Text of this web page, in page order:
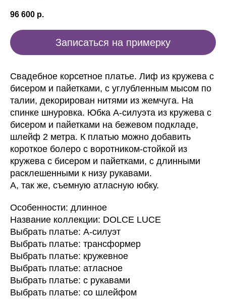
96 600 р.
Записаться на примерку
Свадебное корсетное платье. Лиф из кружева с
бисером и пайетками, с углубленным мысом по
талии, декорирован нитями из жемчуга. На
спинке шнуровка. Юбка А-силуэта из кружева с
бисером и пайетками на бежевом подкладе,
шлейф 2 метра. К платью можно добавить
короткое болеро с воротником-стойкой из
кружева с бисером и пайетками, с длинными
расклешенными к низу рукавами.
А, так же, съемную атласную юбку.
Особенности: длинное
Название коллекции: DOLCE LUCE
Выбрать платье: А-силуэт
Выбрать платье: трансформер
Выбрать платье: кружевное
Выбрать платье: атласное
Выбрать платье: с рукавами
Выбрать платье: со шлейфом